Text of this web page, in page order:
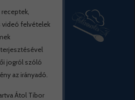
videó felvételek
jogról szóló
az irányadó.
Átol Tibor